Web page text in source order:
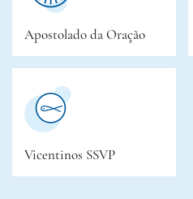
Apostolado da Oração
Vicentinos SSVP